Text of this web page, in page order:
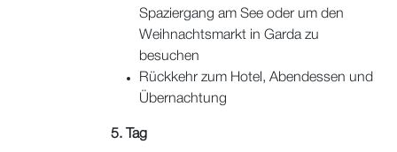
Spaziergang am See oder um den
Weihnachtsmarkt in Garda zu
besuchen
Rückkehr zum Hotel, Abendessen und
Übernachtung
5. Tag